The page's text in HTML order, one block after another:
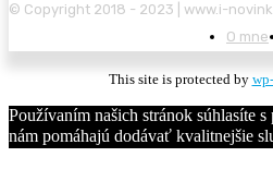
© Copyright 2018 - 2023 | www.i-
O mne
This site is protected by
Používaním našich stránok súhlasíte
nám pomáhajú dodávať kvalitnejšie